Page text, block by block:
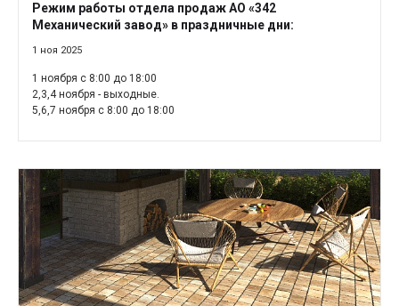
Режим работы отдела продаж АО «342
Механический завод» в праздничные дни:
1 ноя 2025
1 ноября с 8:00 до 18:00
2,3,4 ноября - выходные.
5,6,7 ноября с 8:00 до 18:00